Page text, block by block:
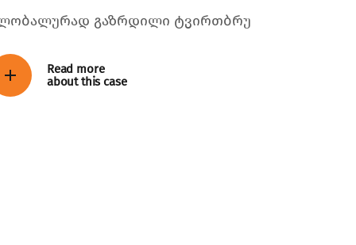
გაზრდილი ტვირთბრუ
Read more
about this case